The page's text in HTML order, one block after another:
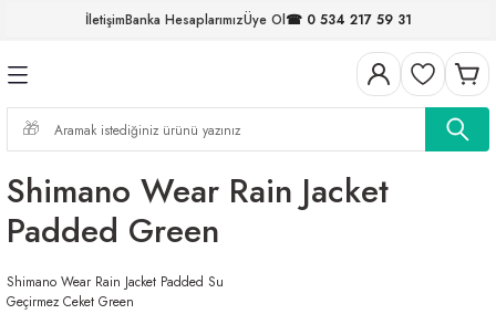
İletişimBanka HesaplarımızÜye Ol☎ 0 534 217 59 31
Geri Dön
Geri Dön
Geri Dön
MİSİNALAR
Geri Dön
FIRDÖNDÜLER
Geri Dön
Geri Dön
Geri Dön
Geri Dön
Shimano Wear Rain Jacket
Padded Green
Shimano Wear Rain Jacket Padded Su
Geçirmez Ceket Green